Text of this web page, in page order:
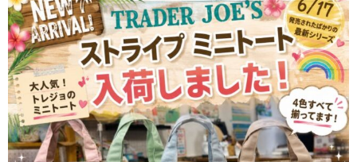
ングをさせて頂きました！ありがとうございました！
2026/05/08
松戸市よりお越しのお客様のiPhone11Proの基板修理をさせて頂きました！
ありがとうございました！
2026/05/07
柏市よりお越しのお客様のiPhone13のバックカメラ交換をさせて頂きまし
た！ありがとうございました！
2026/05/06
鎌ヶ谷市よりお越しのお客様のiPhone12ProMaxの液晶交換をさせて頂きま
した！ありがとうございました！
2026/05/05
松戸市よりお越しのお客様のiPhone14Maxの充電不良修理をさせて頂きま